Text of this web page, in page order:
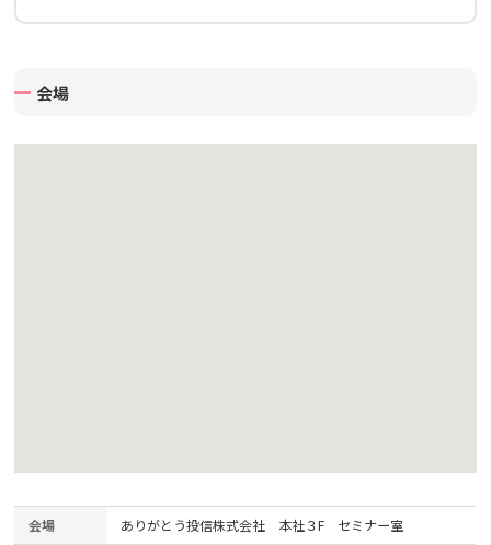
会場
会場 ありがとう投信株式会社 本社３F セミナー室